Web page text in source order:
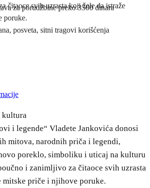
za porudžbine preko 3500 dinara
čitaoce svih uzrasta koji žele da istraže
poruke.
posveta, sitni tragovi korišćenja
i legende“ Vladete Jankovića donosi
mitova, narodnih priča i legendi,
poreklo, simboliku i uticaj na kulturu
i zanimljivo za čitaoce svih uzrasta
mitske priče i njihove poruke.